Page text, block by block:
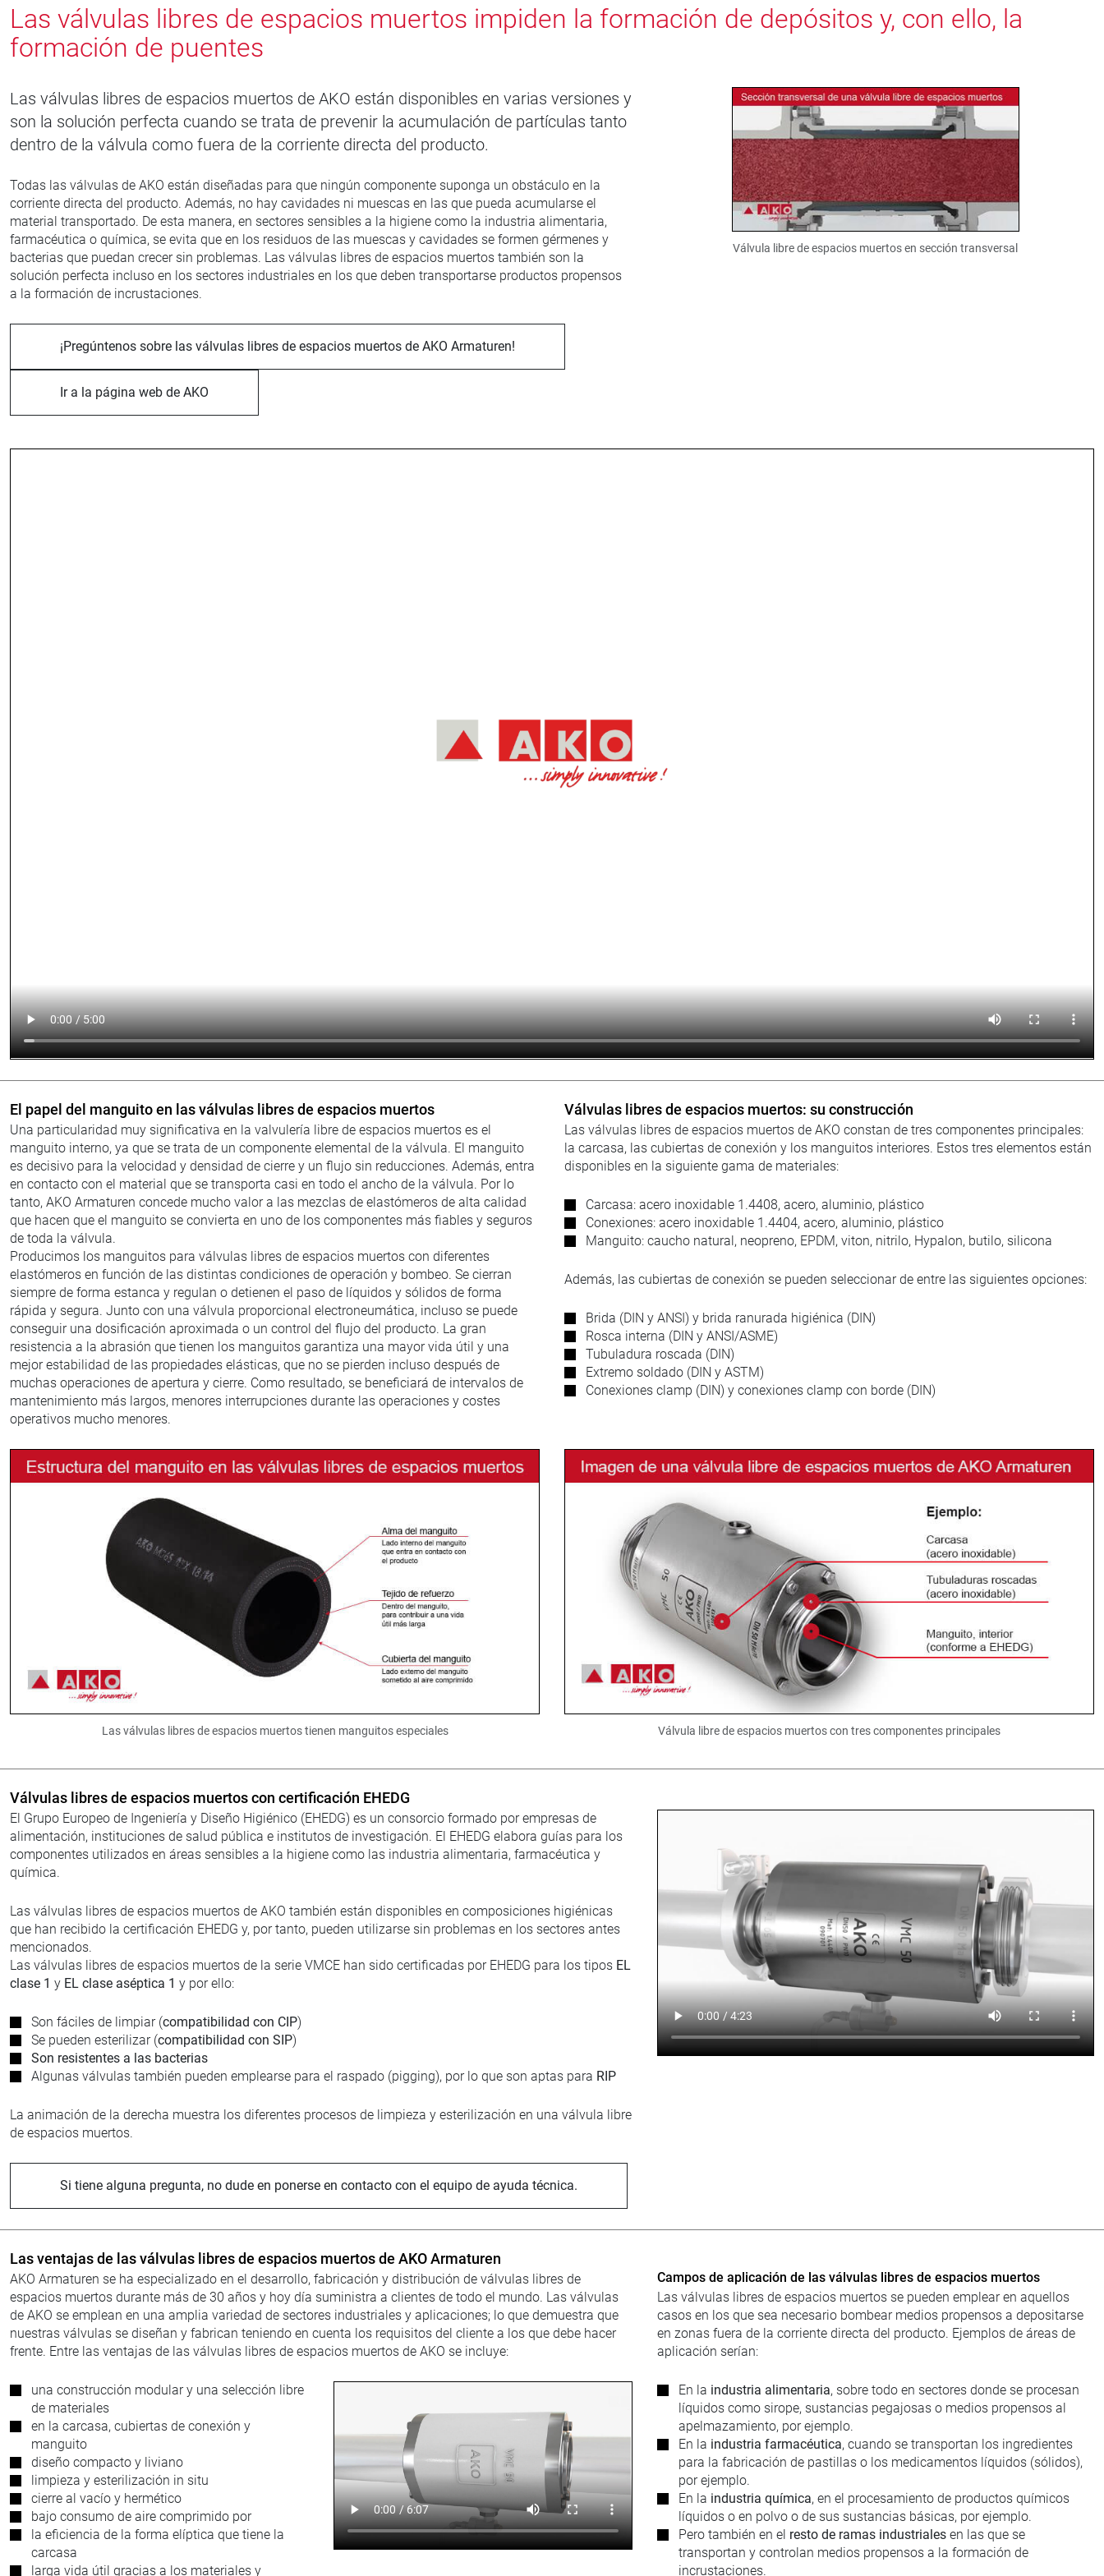
Las válvulas libres de espacios muertos impiden la formación de depósitos y, con ello, la
formación de puentes
Las válvulas libres de espacios muertos de AKO están disponibles en varias versiones y
son la solución perfecta cuando se trata de prevenir la acumulación de partículas tanto
dentro de la válvula como fuera de la corriente directa del producto.
Todas las válvulas de AKO están diseñadas para que ningún componente suponga un obstáculo en la
corriente directa del producto. Además, no hay cavidades ni muescas en las que pueda acumularse el
material transportado. De esta manera, en sectores sensibles a la higiene como la industria alimentaria,
farmacéutica o química, se evita que en los residuos de las muescas y cavidades se formen gérmenes y
bacterias que puedan crecer sin problemas. Las válvulas libres de espacios muertos también son la
solución perfecta incluso en los sectores industriales en los que deben transportarse productos propensos
a la formación de incrustaciones.
¡Pregúntenos sobre las válvulas libres de espacios muertos de AKO Armaturen!
Ir a la página web de AKO
Válvula libre de espacios muertos en sección transversal
El papel del manguito en las válvulas libres de espacios muertos
Una particularidad muy significativa en la valvulería libre de espacios muertos es el
manguito interno, ya que se trata de un componente elemental de la válvula. El manguito
es decisivo para la velocidad y densidad de cierre y un flujo sin reducciones. Además, entra
en contacto con el material que se transporta casi en todo el ancho de la válvula. Por lo
tanto, AKO Armaturen concede mucho valor a las mezclas de elastómeros de alta calidad
que hacen que el manguito se convierta en uno de los componentes más fiables y seguros
de toda la válvula.
Producimos los manguitos para válvulas libres de espacios muertos con diferentes
elastómeros en función de las distintas condiciones de operación y bombeo. Se cierran
siempre de forma estanca y regulan o detienen el paso de líquidos y sólidos de forma
rápida y segura. Junto con una válvula proporcional electroneumática, incluso se puede
conseguir una dosificación aproximada o un control del flujo del producto. La gran
resistencia a la abrasión que tienen los manguitos garantiza una mayor vida útil y una
mejor estabilidad de las propiedades elásticas, que no se pierden incluso después de
muchas operaciones de apertura y cierre. Como resultado, se beneficiará de intervalos de
mantenimiento más largos, menores interrupciones durante las operaciones y costes
operativos mucho menores.
Válvulas libres de espacios muertos: su construcción
Las válvulas libres de espacios muertos de AKO constan de tres componentes principales:
la carcasa, las cubiertas de conexión y los manguitos interiores. Estos tres elementos están
disponibles en la siguiente gama de materiales:
Carcasa: acero inoxidable 1.4408, acero, aluminio, plástico
Conexiones: acero inoxidable 1.4404, acero, aluminio, plástico
Manguito: caucho natural, neopreno, EPDM, viton, nitrilo, Hypalon, butilo, silicona
Además, las cubiertas de conexión se pueden seleccionar de entre las siguientes opciones:
Brida (DIN y ANSI) y brida ranurada higiénica (DIN)
Rosca interna (DIN y ANSI/ASME)
Tubuladura roscada (DIN)
Extremo soldado (DIN y ASTM)
Conexiones clamp (DIN) y conexiones clamp con borde (DIN)
Las válvulas libres de espacios muertos tienen manguitos especiales Válvula libre de espacios muertos con tres componentes principales
Válvulas libres de espacios muertos con certificación EHEDG
El Grupo Europeo de Ingeniería y Diseño Higiénico (EHEDG) es un consorcio formado por empresas de
alimentación, instituciones de salud pública e institutos de investigación. El EHEDG elabora guías para los
componentes utilizados en áreas sensibles a la higiene como las industria alimentaria, farmacéutica y
química.
Las válvulas libres de espacios muertos de AKO también están disponibles en composiciones higiénicas
que han recibido la certificación EHEDG y, por tanto, pueden utilizarse sin problemas en los sectores antes
mencionados.
Las válvulas libres de espacios muertos de la serie VMCE han sido certificadas por EHEDG para los tipos EL
clase 1 y EL clase aséptica 1 y por ello:
Son fáciles de limpiar (compatibilidad con CIP)
Se pueden esterilizar (compatibilidad con SIP)
Son resistentes a las bacterias
Algunas válvulas también pueden emplearse para el raspado (pigging), por lo que son aptas para RIP
La animación de la derecha muestra los diferentes procesos de limpieza y esterilización en una válvula libre
de espacios muertos.
Si tiene alguna pregunta, no dude en ponerse en contacto con el equipo de ayuda técnica.
Las ventajas de las válvulas libres de espacios muertos de AKO Armaturen
AKO Armaturen se ha especializado en el desarrollo, fabricación y distribución de válvulas libres de
espacios muertos durante más de 30 años y hoy día suministra a clientes de todo el mundo. Las válvulas
de AKO se emplean en una amplia variedad de sectores industriales y aplicaciones; lo que demuestra que
nuestras válvulas se diseñan y fabrican teniendo en cuenta los requisitos del cliente a los que debe hacer
frente. Entre las ventajas de las válvulas libres de espacios muertos de AKO se incluye:
una construcción modular y una selección libre
de materiales
en la carcasa, cubiertas de conexión y
manguito
diseño compacto y liviano
limpieza y esterilización in situ
cierre al vacío y hermético
bajo consumo de aire comprimido por
la eficiencia de la forma elíptica que tiene la
carcasa
larga vida útil gracias a los materiales y
Campos de aplicación de las válvulas libres de espacios muertos
Las válvulas libres de espacios muertos se pueden emplear en aquellos
casos en los que sea necesario bombear medios propensos a depositarse
en zonas fuera de la corriente directa del producto. Ejemplos de áreas de
aplicación serían:
En la industria alimentaria, sobre todo en sectores donde se procesan
líquidos como sirope, sustancias pegajosas o medios propensos al
apelmazamiento, por ejemplo.
En la industria farmacéutica, cuando se transportan los ingredientes
para la fabricación de pastillas o los medicamentos líquidos (sólidos),
por ejemplo.
En la industria química, en el procesamiento de productos químicos
líquidos o en polvo o de sus sustancias básicas, por ejemplo.
Pero también en el resto de ramas industrialesen las que se
transportan y controlan medios propensos a la formación de
incrustaciones.